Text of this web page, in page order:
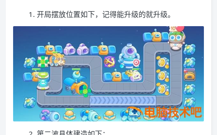
1. 开局摆放位置如下，记得能升级的就升级。